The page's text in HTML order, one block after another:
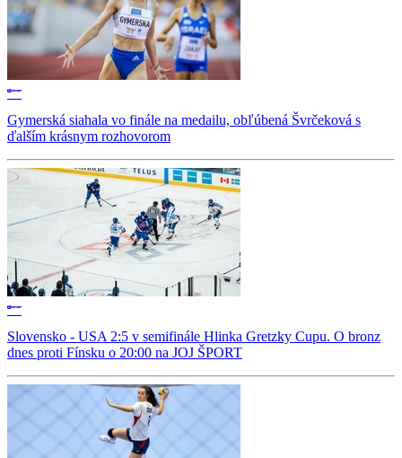
Gymerská siahala vo finále na medailu, obľúbená Švrčeková s
ďalším krásnym rozhovorom
Slovensko - USA 2:5 v semifinále Hlinka Gretzky Cupu. O bronz
dnes proti Fínsku o 20:00 na JOJ ŠPORT